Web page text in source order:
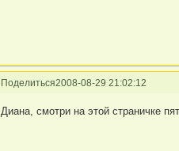
Поделиться2008-08-29 21:02:12
Диана, смотри на этой